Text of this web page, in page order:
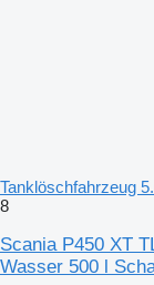
Tanklöschfahrzeug
8
Scania P450 XT
Wasser 500 l